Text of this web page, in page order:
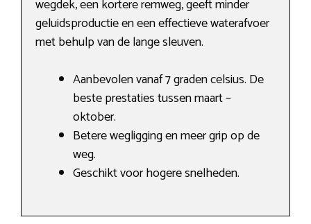
wegdek, een kortere remweg, geeft minder
geluidsproductie en een effectieve waterafvoer
met behulp van de lange sleuven.
Aanbevolen vanaf 7 graden celsius. De
beste prestaties tussen maart –
oktober.
Betere wegligging en meer grip op de
weg.
Geschikt voor hogere snelheden.